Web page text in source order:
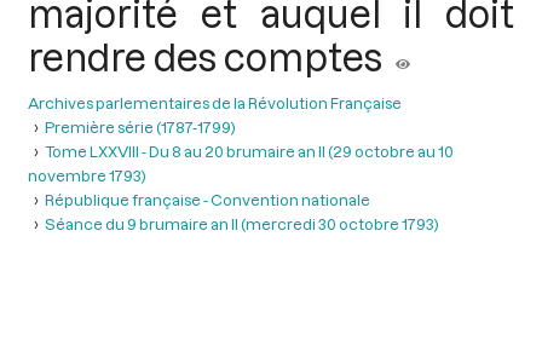
majorité et auquel il doit
rendre des comptes
Archives parlementaires de la Révolution Française
Première série (1787-1799)
Tome LXXVIII - Du 8 au 20 brumaire an II (29 octobre au 10
novembre 1793)
République française - Convention nationale
Séance du 9 brumaire an II (mercredi 30 octobre 1793)